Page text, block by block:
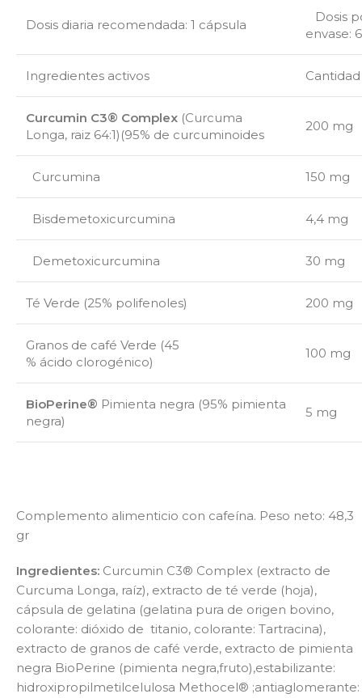
Dosis diaria recomendada: 1 cápsula
Dosis
envase:
Ingredientes activos
Curcumin C3® Complex (Curcuma
Longa, raiz 64:1)(95% de curcuminoides
200 mg
Curcumina 150 mg
Bisdemetoxicurcumina 4,4 mg
Demetoxicurcumina 30 mg
Té Verde (25% polifenoles) 200 mg
Granos de café Verde (45
% ácido clorogénico)
100 mg
BioPerine® Pimienta negra (95% pimienta
negra)
5 mg
Complemento alimenticio con cafeína. Peso neto: 48,3
gr
Ingredientes: Curcumin C3® Complex (extracto de
Curcuma Longa, raíz), extracto de té verde (hoja),
cápsula de gelatina (gelatina pura de origen bovino,
colorante: dióxido de titanio, colorante: Tartracina),
extracto de granos de café verde, extracto de pimienta
negra BioPerine (pimienta negra,fruto),estabilizante:
hidroxipropilmetilcelulosa Methocel® ;antiaglomerante: